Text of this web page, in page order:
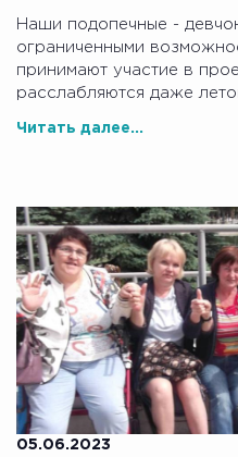
Наши подопечные -
ограниченными
принимают участие в
расслабляются даже
Читать далее...
05.06.2023